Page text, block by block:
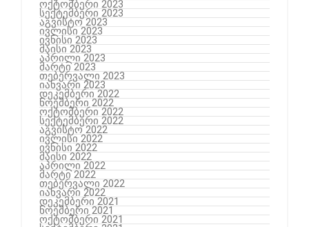
ოქტომბერი 2023
სექტემბერი 2023
აგვისტო 2023
ივლისი 2023
ივნისი 2023
მაისი 2023
აპრილი 2023
მარტი 2023
თებერვალი 2023
იანვარი 2023
დეკემბერი 2022
ნოემბერი 2022
ოქტომბერი 2022
სექტემბერი 2022
აგვისტო 2022
ივლისი 2022
ივნისი 2022
მაისი 2022
აპრილი 2022
მარტი 2022
თებერვალი 2022
იანვარი 2022
დეკემბერი 2021
ნოემბერი 2021
ოქტომბერი 2021